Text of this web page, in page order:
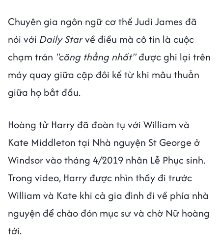
Chuyên gia ngôn ngữ cơ thể Judi James đã
nói với Daily Starvề điều mà cô tin là cuộc
chạm trán "căng thẳng nhất"được ghi lại trên
máy quay giữa cặp đôi kể từ khi mâu thuẫn
giữa họ bắt đầu.
Hoàng tử Harry đã đoàn tụ với William và
Kate Middleton tại Nhà nguyện St George ở
Windsor vào tháng 4/2019 nhân Lễ Phục sinh.
Trong video, Harry được nhìn thấy đi trước
William và Kate khi cả gia đình đi về phía nhà
nguyện để chào đón mục sư và chờ Nữ hoàng
tới.